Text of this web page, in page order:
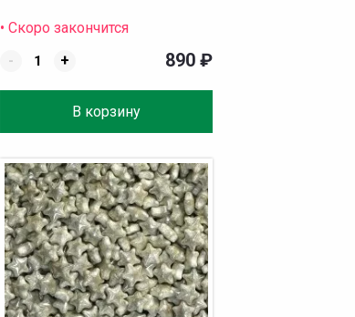
• Скоро закончится
-
+
В корзину
890 ₽